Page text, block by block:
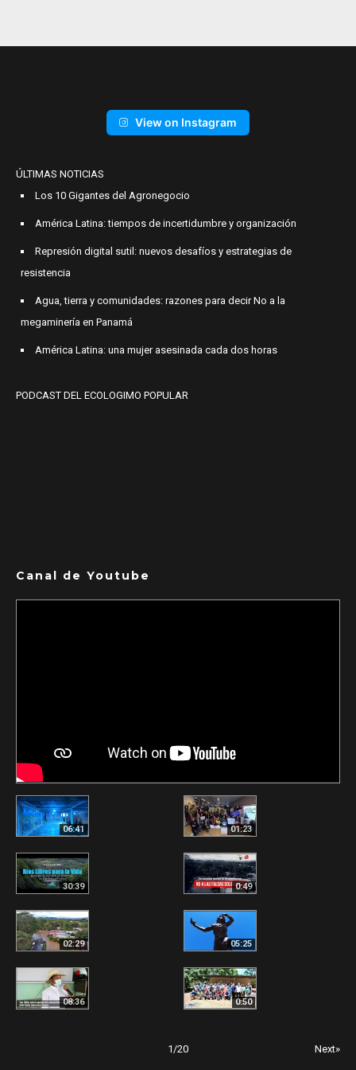
View on Instagram
ÚLTIMAS NOTICIAS
Los 10 Gigantes del Agronegocio
América Latina: tiempos de incertidumbre y organización
Represión digital sutil: nuevos desafíos y estrategias de
resistencia
Agua, tierra y comunidades: razones para decir No a la
megaminería en Panamá
América Latina: una mujer asesinada cada dos horas
PODCAST DEL ECOLOGIMO POPULAR
Canal de Youtube
06:41 01:23
30:39 0:49
02:29 05:25
08:36 0:50
1 /20 Next»